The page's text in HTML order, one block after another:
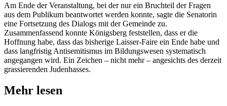
Am Ende der Veranstaltung, bei der nur ein Bruchteil der Fragen
aus dem Publikum beantwortet werden konnte, sagte die Senatorin
eine Fortsetzung des Dialogs mit der Gemeinde zu.
Zusammenfassend konnte Königsberg feststellen, dass er die
Hoffnung habe, dass das bisherige Laisser-Faire ein Ende habe und
dass langfristig Antisemitismus im Bildungswesen systematisch
angegangen wird. Ein Zeichen – nicht mehr – angesichts des derzeit
grassierenden Judenhasses.
Mehr lesen